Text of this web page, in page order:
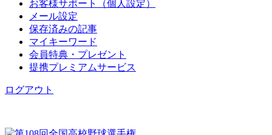
お客様サポート（個人設定）
メール設定
保存済みの記事
マイキーワード
会員特典・プレゼント
提携プレミアムサービス
ログアウト